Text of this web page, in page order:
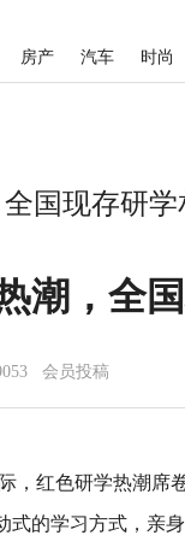
房产 汽车 时尚
国现存研
潮，全
会员投稿
，红色研学热潮席
的学习方式，亲